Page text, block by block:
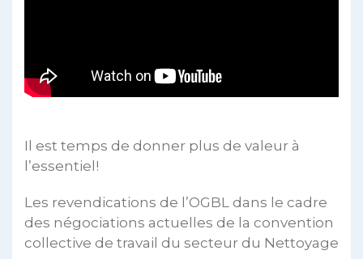
Il est temps de donner plus de valeur à
l’essentiel!
Les revendications de l’OGBL dans le cadre
des négociations actuelles de la convention
collective de travail du secteur du Nettoyage